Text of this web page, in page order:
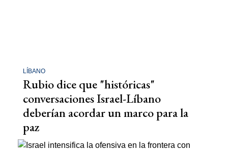
LÍBANO
Rubio dice que "históricas"
conversaciones Israel-Líbano
deberían acordar un marco para la
paz